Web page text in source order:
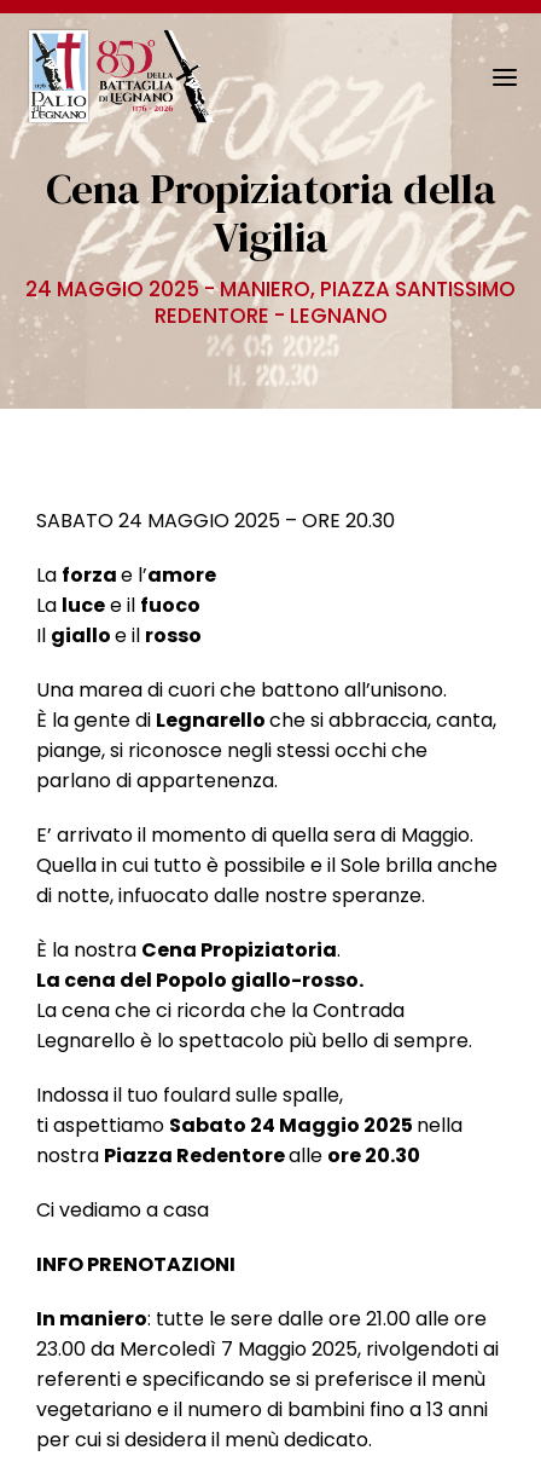
N
g
a
z
n
Cena Propiziatoria della
Vigilia
24 MAGGIO 2025 - MANIERO, PIAZZA SANTISSIMO
REDENTORE - LEGNANO
SABATO 24 MAGGIO 2025 – ORE 20.30
La forzae l’amore
La lucee il fuoco
Il gialloe il rosso
Una marea di cuori che battono all’unisono.
È la gente di Legnarelloche si abbraccia, canta,
piange, si riconosce negli stessi occhi che
parlano di appartenenza.
E’ arrivato il momento di quella sera di Maggio.
Quella in cui tutto è possibile e il Sole brilla anche
di notte, infuocato dalle nostre speranze.
È la nostra Cena Propiziatoria.
La cena del Popolo giallo-rosso.
La cena che ci ricorda che la Contrada
Legnarello è lo spettacolo più bello di sempre.
Indossa il tuo foulard sulle spalle,
ti aspettiamo Sabato 24 Maggio 2025 nella
nostra Piazza Redentorealle ore 20.30
Ci vediamo a casa
INFO PRENOTAZIONI
In maniero: tutte le sere dalle ore 21.00 alle ore
23.00 da Mercoledì 7 Maggio 2025, rivolgendoti ai
referenti e specificando se si preferisce il menù
vegetariano e il numero di bambini fino a 13 anni
per cui si desidera il menù dedicato.